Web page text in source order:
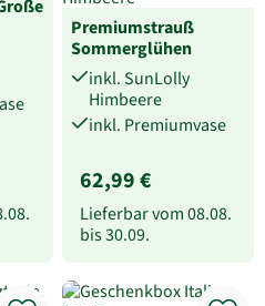
Premiumstrauß
Sommerglühen
inkl. SunLolly
Himbeere
inkl. Premiumvase
62,99 €
Lieferbar vom08.08.
bis30.09.